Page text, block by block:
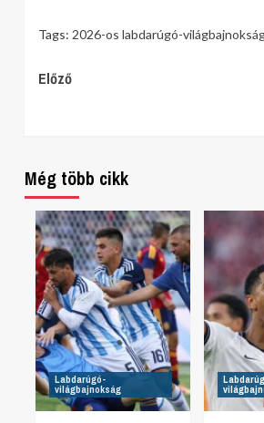
Tags: 2026-os labdarúgó-
Continue
Előző
Még több cikk
Labdarúgó-
világbajnokság